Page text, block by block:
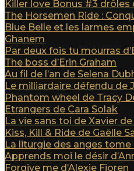
Killer love Bonus #3 drôles
The Horsemen Ride :
Blue Belle et les larmes
Ghanem
Par deux fois tu mourras
The boss d’Erin Graham
Au fil de l’an de Selena
Le milliardaire défendu de
Phantom wheel de Tracy
Etrangers de Cara Solak
La vie sans toi de Xavier
Kiss, Kill & Ride de Gaëlle
La liturgie des anges tome
Apprends moi le désir
Forgive me d’Alexie Fioren